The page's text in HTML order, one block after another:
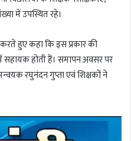
में उपस्थित रहे।
करते हुए कहा कि इस प्रकार की
सहायक होती हैं। समापन अवसर पर
रघुनंदन गुप्ता एवं शिक्षकों ने